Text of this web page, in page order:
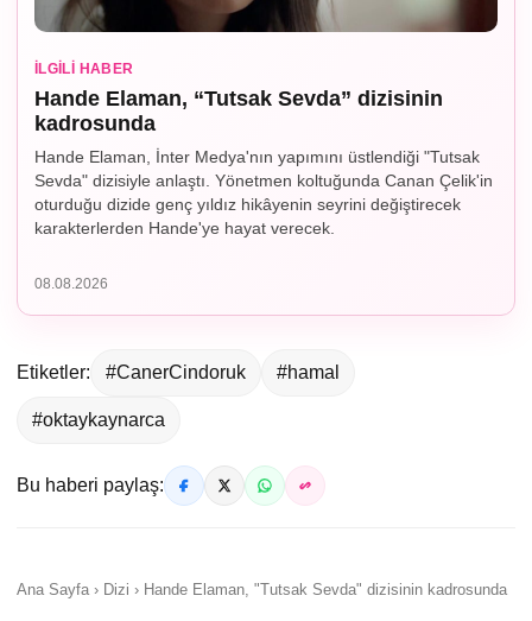
İLGILI HABER
Hande Elaman, “Tutsak Sevda” dizisinin
kadrosunda
Hande Elaman, İnter Medya'nın yapımını üstlendiği "Tutsak
Sevda" dizisiyle anlaştı. Yönetmen koltuğunda Canan Çelik'in
oturduğu dizide genç yıldız hikâyenin seyrini değiştirecek
karakterlerden Hande'ye hayat verecek.
08.08.2026
Etiketler: #CanerCindoruk #hamal
#oktaykaynarca
Bu haberi paylaş:
Ana Sayfa › Dizi › Hande Elaman, "Tutsak Sevda" dizisinin kadrosunda